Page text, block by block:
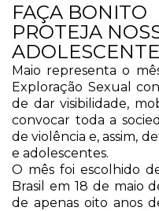
FAÇA BONITO
PROTEJA
Maio representa o
Exploração Sexual
de dar visibilidade,
convocar toda a
de violência e, assim,
e adolescentes.
O mês foi escolhido
Brasil em 18 de maio
de apenas oito anos